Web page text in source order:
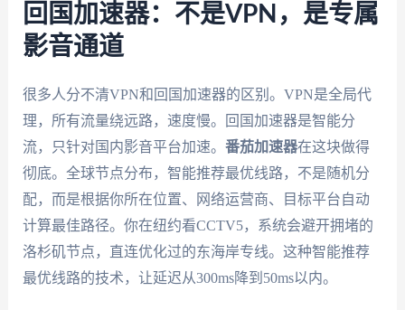
回国加速器：不是VPN，是专属
影音通道
很多人分不清VPN和回国加速器的区别。VPN是全局代
理，所有流量绕远路，速度慢。回国加速器是智能分
流，只针对国内影音平台加速。 番茄加速器在这块做得
彻底。全球节点分布，智能推荐最优线路，不是随机分
配，而是根据你所在位置、网络运营商、目标平台自动
计算最佳路径。你在纽约看CCTV5，系统会避开拥堵的
洛杉矶节点，直连优化过的东海岸专线。这种智能推荐
最优线路的技术，让延迟从300ms降到50ms以内。